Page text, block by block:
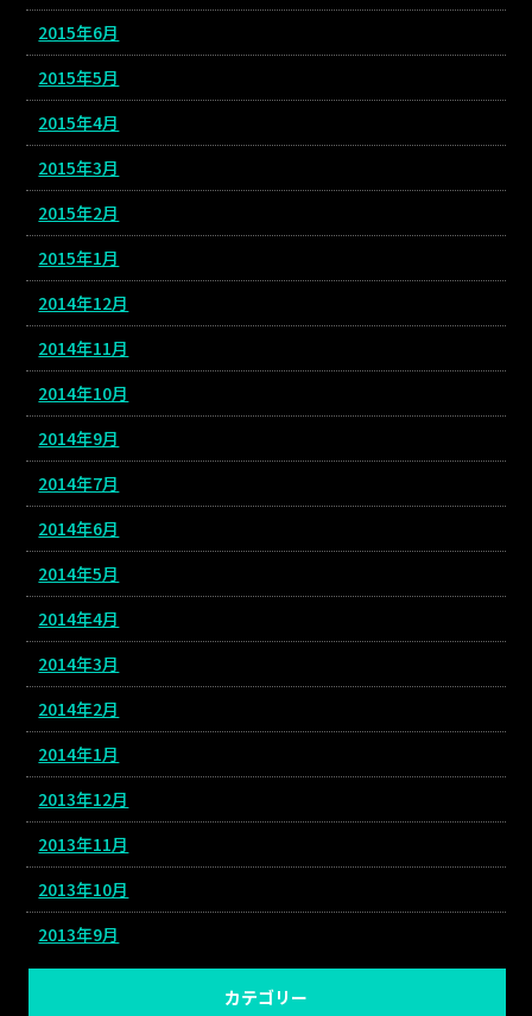
2015年6月
2015年5月
2015年4月
2015年3月
2015年2月
2015年1月
2014年12月
2014年11月
2014年10月
2014年9月
2014年7月
2014年6月
2014年5月
2014年4月
2014年3月
2014年2月
2014年1月
2013年12月
2013年11月
2013年10月
2013年9月
カテゴリー